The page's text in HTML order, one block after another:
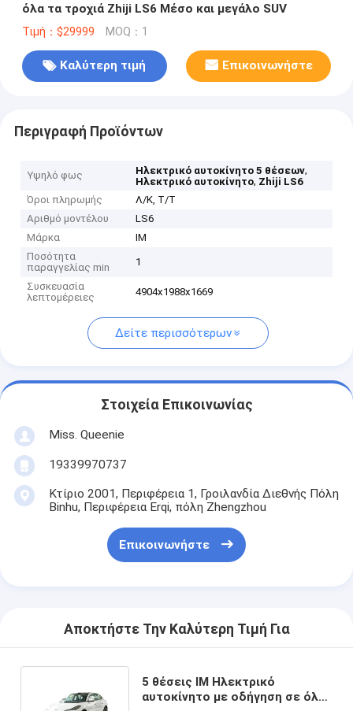
όλα τα τροχιά Zhiji LS6 Μέσο και μεγάλο SUV
Τιμή：$29999 MOQ：1
Καλύτερη τιμή Επικοινωνήστε
Περιγραφή Προϊόντων
Υψηλό φως Ηλεκτρικό αυτοκίνητο 5 θέσεων,
Ηλεκτρικό αυτοκίνητο, Zhiji LS6
Όροι πληρωμής
Λ/Κ, Τ/Τ
Αριθμό μοντέλου
LS6
Μάρκα
IM
Ποσότητα
παραγγελίας min
1
Συσκευασία
λεπτομέρειες
4904x1988x1669
Δείτε περισσότερων
Στοιχεία Επικοινωνίας
Miss. Queenie
19339970737
Κτίριο 2001, Περιφέρεια 1, Γροιλανδία Διεθνής Πόλη
Binhu, Περιφέρεια Erqi, πόλη Zhengzhou
Επικοινωνήστε
Αποκτήστε Την Καλύτερη Τιμή Για
5 θέσεις ΙΜ Ηλεκτρικό
αυτοκίνητο με οδήγηση σε όλα